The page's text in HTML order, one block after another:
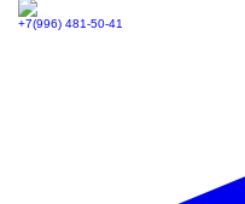
+7(996) 481-50-41